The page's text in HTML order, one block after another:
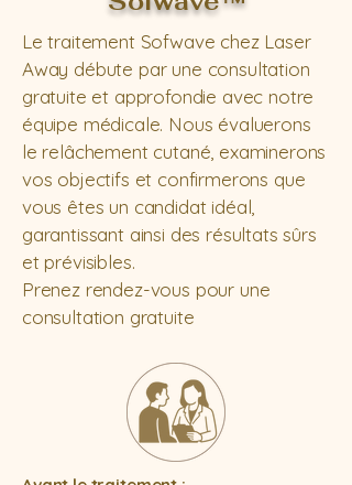
Le traitement Sofwave chez Laser
Away débute par une consultation
gratuite et approfondie avec notre
équipe médicale. Nous évaluerons
le relâchement cutané, examinerons
vos objectifs et confirmerons que
vous êtes un candidat idéal,
garantissant ainsi des résultats sûrs
et prévisibles.
Prenez rendez-vous pour une
consultation gratuite